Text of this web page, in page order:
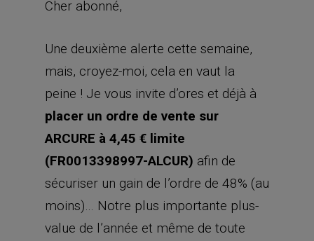
Cher abonné,
Une deuxième alerte cette semaine,
mais, croyez-moi, cela en vaut la
peine ! Je vous invite d’ores et déjà à
placer un ordre de vente sur
ARCURE à 4,45 € limite
(FR0013398997-ALCUR) afin de
sécuriser un gain de l’ordre de 48% (au
moins)… Notre plus importante plus-
value de l’année et même de toute